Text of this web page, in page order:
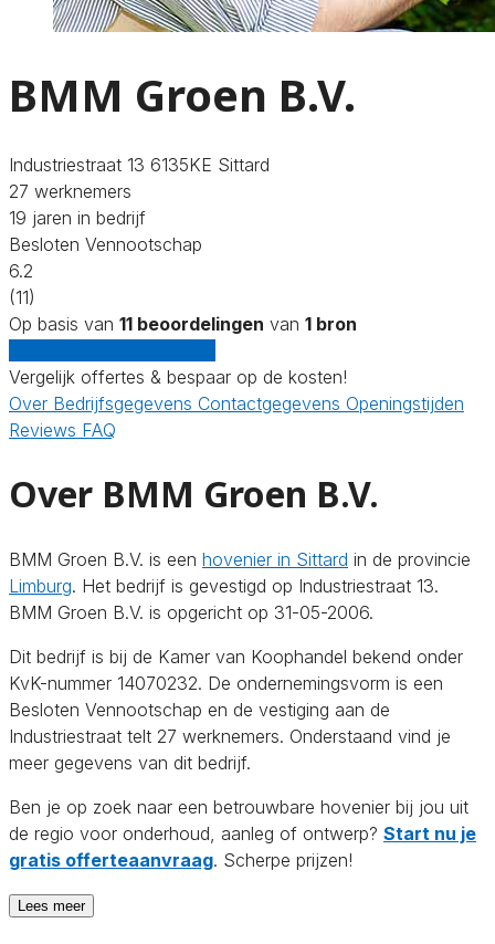
BMM Groen B.V.
Industriestraat 13 6135KE Sittard
27 werknemers
19 jaren in bedrijf
Besloten Vennootschap
6.2
(11)
Op basis van 11 beoordelingen van 1 bron
Vergelijk offertes & bespaar op de kosten!
Over Bedrijfsgegevens Contactgegevens Openingstijden
Reviews FAQ
Over BMM Groen B.V.
BMM Groen B.V. is een hovenier in Sittard in de provincie
Limburg. Het bedrijf is gevestigd op Industriestraat 13.
BMM Groen B.V. is opgericht op 31-05-2006.
Dit bedrijf is bij de Kamer van Koophandel bekend onder
KvK-nummer 14070232. De ondernemingsvorm is een
Besloten Vennootschap en de vestiging aan de
Industriestraat telt 27 werknemers. Onderstaand vind je
meer gegevens van dit bedrijf.
Ben je op zoek naar een betrouwbare hovenier bij jou uit
de regio voor onderhoud, aanleg of ontwerp? Start nu je
gratis offerteaanvraag. Scherpe prijzen!
Lees meer